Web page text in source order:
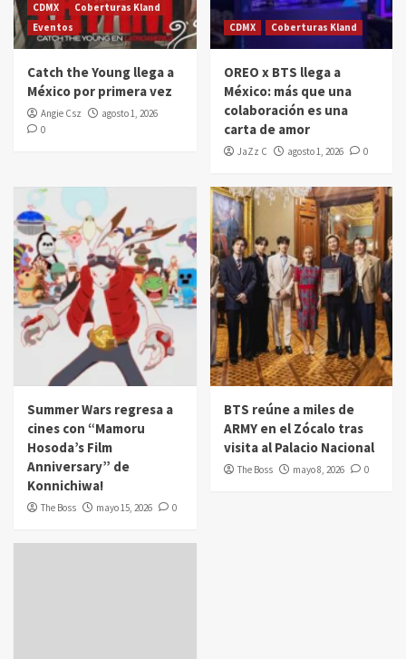
CDMX
Coberturas Kland
Eventos
Catch the Young llega a
México por primera vez
Angie Csz
agosto 1, 2026
0
CDMX Coberturas Kland
OREO x BTS llega a
México: más que una
colaboración es una
carta de amor
JaZz C agosto 1, 2026 0
Summer Wars regresa a
cines con “Mamoru
Hosoda’s Film
Anniversary” de
Konnichiwa!
The Boss mayo 15, 2026 0
BTS reúne a miles de
ARMY en el Zócalo tras
visita al Palacio Nacional
The Boss mayo 8, 2026 0